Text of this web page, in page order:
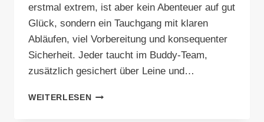
erstmal extrem, ist aber kein Abenteuer auf gut
Glück, sondern ein Tauchgang mit klaren
Abläufen, viel Vorbereitung und konsequenter
Sicherheit. Jeder taucht im Buddy-Team,
zusätzlich gesichert über Leine und…
WEITERLESENEISTAUCHEN